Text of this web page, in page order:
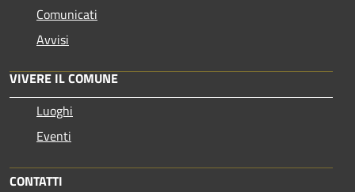
Comunicati
Avvisi
VIVERE IL COMUNE
Luoghi
Eventi
CONTATTI